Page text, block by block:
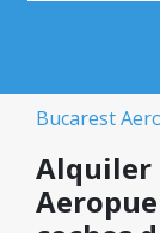
Bucarest
Alquiler